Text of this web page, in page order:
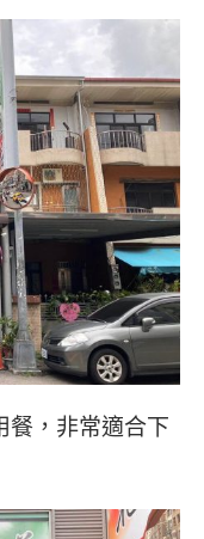
餐，非常適合下